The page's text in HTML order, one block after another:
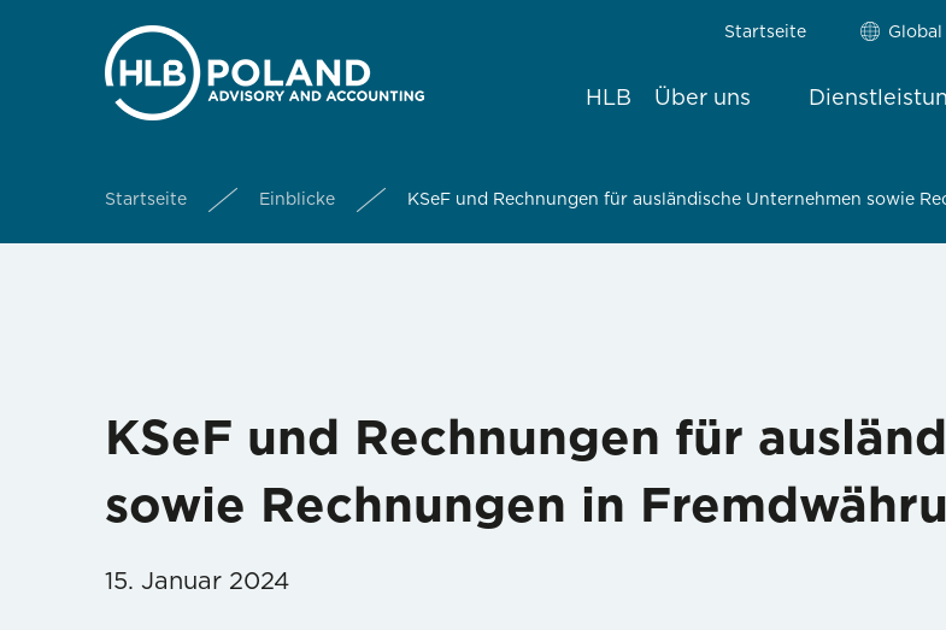
Startseite Global
HLB Über uns
Startseite Einblicke KSeF und Rechnungen für ausländische Unternehmen sowie
KSeF und Rechnungen für
sowie Rechnungen in
15. Januar 2024